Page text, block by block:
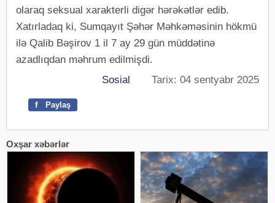
olaraq seksual xarakterli digər hərəkətlər edib.
Xatırladaq ki, Sumqayıt Şəhər Məhkəməsinin hökmü
ilə Qalib Bəşirov 1 il 7 ay 29 gün müddətinə
azadlıqdan məhrum edilmişdi.
Sosial Tarix: 04 sentyabr 2025
f Paylaş
Oxşar xəbərlər